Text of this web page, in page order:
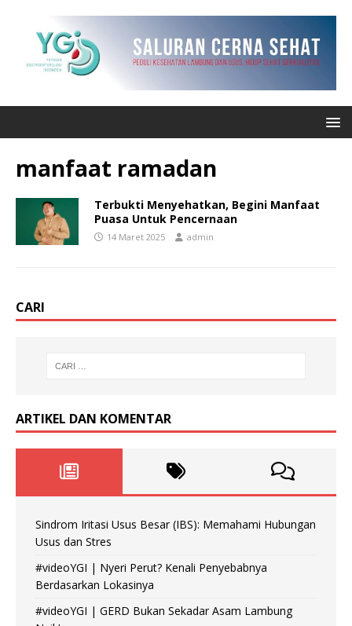
manfaat ramadan
Terbukti Menyehatkan, Begini Manfaat
Puasa Untuk Pencernaan
14 Maret 2025 admin
CARI
ARTIKEL DAN KOMENTAR
Sindrom Iritasi Usus Besar (IBS): Memahami Hubungan
Usus dan Stres
#videoYGI | Nyeri Perut? Kenali Penyebabnya
Berdasarkan Lokasinya
#videoYGI | GERD Bukan Sekadar Asam Lambung